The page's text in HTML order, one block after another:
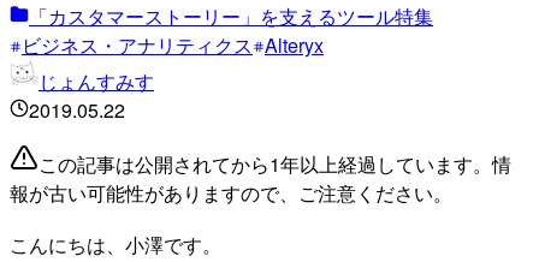
「カスタマーストーリー」を支えるツール特集
ビジネス・アナリティクス Alteryx
じょんすみす
2019.05.22
この記事は公開されてから1年以上経過しています。情
報が古い可能性がありますので、ご注意ください。
こんにちは、小澤です。